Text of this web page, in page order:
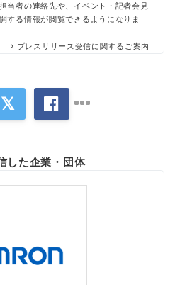
当者の連絡先や、イベント・記者会見
する情報が閲覧できるようになりま
プレスリリース受信に関するご案内
した企業・団体